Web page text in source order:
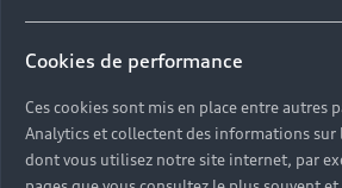
d’amortisseur sur 4 roues. Ce
de personnaliser votre style de
différents modes.
Cookies de performance
Ces cookies sont mis en place entre autres
Analytics et collectent des informations sur
dont vous utilisez notre site internet, par